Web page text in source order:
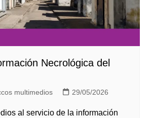
Necrológica del
multimedios 29/05/2026
al servicio de la información